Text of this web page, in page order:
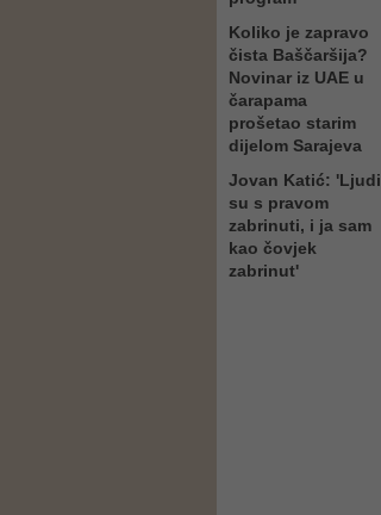
Koliko je zapravo
čista Baščaršija?
Novinar iz UAE u
čarapama
prošetao starim
dijelom Sarajeva
Jovan Katić: 'Ljudi
su s pravom
zabrinuti, i ja sam
kao čovjek
zabrinut'